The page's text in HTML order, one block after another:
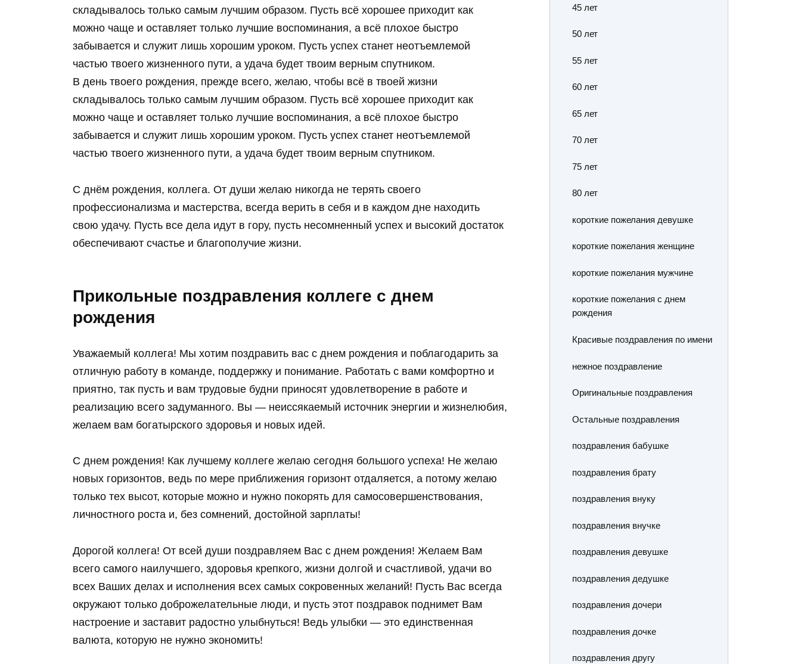
складывалось только самым лучшим образом. Пусть всё хорошее приходит как
можно чаще и оставляет только лучшие воспоминания, а всё плохое быстро
забывается и служит лишь хорошим уроком. Пусть успех станет неотъемлемой
частью твоего жизненного пути, а удача будет твоим верным спутником.
В день твоего рождения, прежде всего, желаю, чтобы всё в твоей жизни
складывалось только самым лучшим образом. Пусть всё хорошее приходит как
можно чаще и оставляет только лучшие воспоминания, а всё плохое быстро
забывается и служит лишь хорошим уроком. Пусть успех станет неотъемлемой
частью твоего жизненного пути, а удача будет твоим верным спутником.
С днём рождения, коллега. От души желаю никогда не терять своего
профессионализма и мастерства, всегда верить в себя и в каждом дне находить
свою удачу. Пусть все дела идут в гору, пусть несомненный успех и высокий достаток
обеспечивают счастье и благополучие жизни.
Прикольные поздравления коллеге с днем
рождения
Уважаемый коллега! Мы хотим поздравить вас с днем рождения и поблагодарить за
отличную работу в команде, поддержку и понимание. Работать с вами комфортно и
приятно, так пусть и вам трудовые будни приносят удовлетворение в работе и
реализацию всего задуманного. Вы — неиссякаемый источник энергии и жизнелюбия,
желаем вам богатырского здоровья и новых идей.
С днем рождения! Как лучшему коллеге желаю сегодня большого успеха! Не желаю
новых горизонтов, ведь по мере приближения горизонт отдаляется, а потому желаю
только тех высот, которые можно и нужно покорять для самосовершенствования,
личностного роста и, без сомнений, достойной зарплаты!
Дорогой коллега! От всей души поздравляем Вас с днем рождения! Желаем Вам
всего самого наилучшего, здоровья крепкого, жизни долгой и счастливой, удачи во
всех Ваших делах и исполнения всех самых сокровенных желаний! Пусть Вас всегда
окружают только доброжелательные люди, и пусть этот поздравок поднимет Вам
настроение и заставит радостно улыбнуться! Ведь улыбки — это единственная
валюта, которую не нужно экономить!
45 лет
50 лет
55 лет
60 лет
65 лет
70 лет
75 лет
80 лет
короткие пожелания девушке
короткие пожелания женщине
короткие пожелания мужчине
короткие пожелания с днем
рождения
Красивые поздравления по имени
нежное поздравление
Оригинальные поздравления
Остальные поздравления
поздравления бабушке
поздравления брату
поздравления внуку
поздравления внучке
поздравления девушке
поздравления дедушке
поздравления дочери
поздравления дочке
поздравления другу